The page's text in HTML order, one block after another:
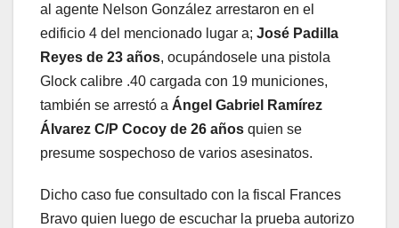
al agente Nelson González arrestaron en el
edificio 4 del mencionado lugar a; José Padilla
Reyes de 23 años, ocupándosele una pistola
Glock calibre .40 cargada con 19 municiones,
también se arrestó a Ángel Gabriel Ramírez
Álvarez C/P Cocoy de 26 años quien se
presume sospechoso de varios asesinatos.
Dicho caso fue consultado con la fiscal Frances
Bravo quien luego de escuchar la prueba autorizo